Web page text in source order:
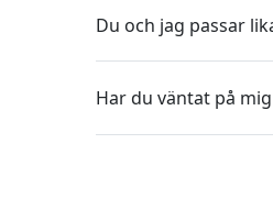
Du och jag passar
Har du väntat på